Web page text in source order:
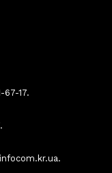
67-17.